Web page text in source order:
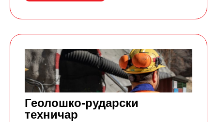
Геолошко-рударски
техничар